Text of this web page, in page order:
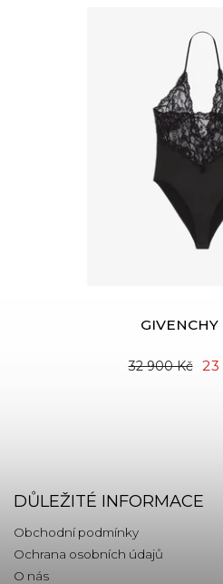
GIVENCHY
32 900 Kč
DŮLEŽITÉ INFORMACE
Obchodní podmínky
Ochrana osobních údajů
O nás